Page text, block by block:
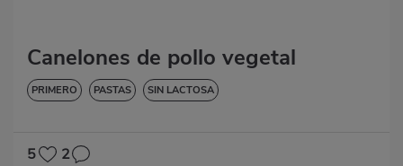
Canelones de pollo vegetal
PRIMERO PASTAS SIN LACTOSA
5 2